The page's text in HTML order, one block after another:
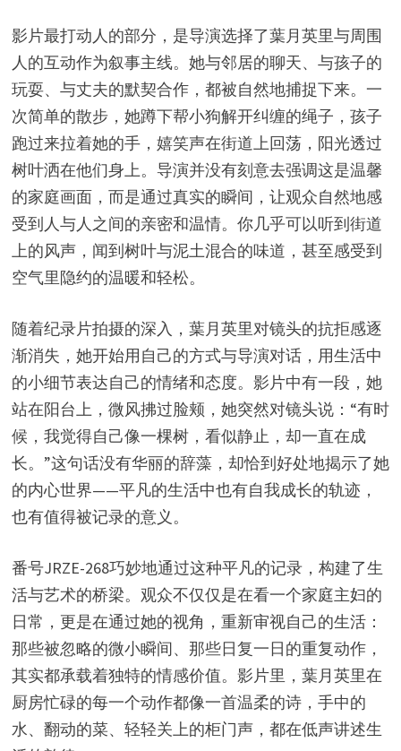
影片最打动人的部分，是导演选择了葉月英里与周围
人的互动作为叙事主线。她与邻居的聊天、与孩子的
玩耍、与丈夫的默契合作，都被自然地捕捉下来。一
次简单的散步，她蹲下帮小狗解开纠缠的绳子，孩子
跑过来拉着她的手，嬉笑声在街道上回荡，阳光透过
树叶洒在他们身上。导演并没有刻意去强调这是温馨
的家庭画面，而是通过真实的瞬间，让观众自然地感
受到人与人之间的亲密和温情。你几乎可以听到街道
上的风声，闻到树叶与泥土混合的味道，甚至感受到
空气里隐约的温暖和轻松。
随着纪录片拍摄的深入，葉月英里对镜头的抗拒感逐
渐消失，她开始用自己的方式与导演对话，用生活中
的小细节表达自己的情绪和态度。影片中有一段，她
站在阳台上，微风拂过脸颊，她突然对镜头说：“有时
候，我觉得自己像一棵树，看似静止，却一直在成
长。”这句话没有华丽的辞藻，却恰到好处地揭示了她
的内心世界——平凡的生活中也有自我成长的轨迹，
也有值得被记录的意义。
番号JRZE-268巧妙地通过这种平凡的记录，构建了生
活与艺术的桥梁。观众不仅仅是在看一个家庭主妇的
日常，更是在通过她的视角，重新审视自己的生活：
那些被忽略的微小瞬间、那些日复一日的重复动作，
其实都承载着独特的情感价值。影片里，葉月英里在
厨房忙碌的每一个动作都像一首温柔的诗，手中的
水、翻动的菜、轻轻关上的柜门声，都在低声讲述生